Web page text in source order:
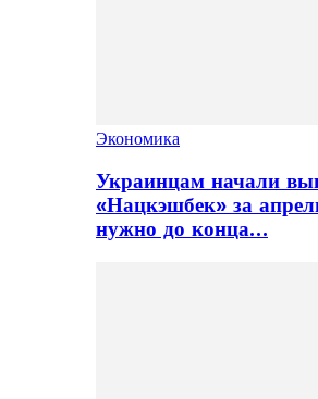
Экономика
Украинцам начали
«Нацкэшбек» за
нужно до конца…